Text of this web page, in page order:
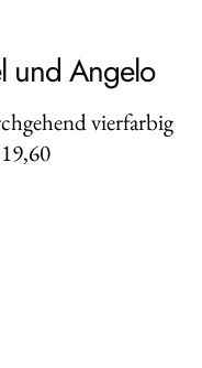
und Angelo
vierfarbig